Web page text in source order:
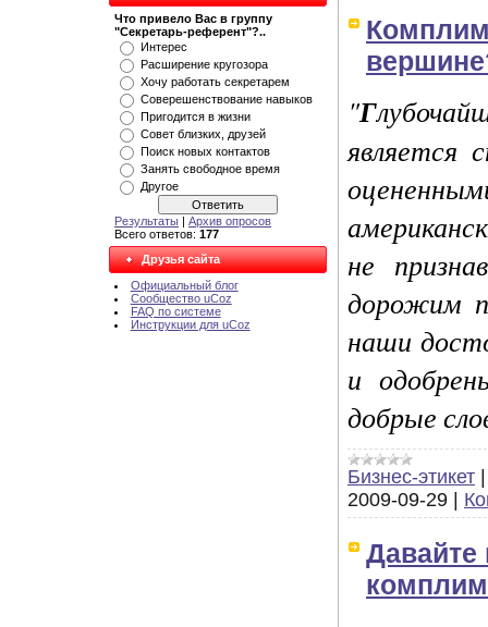
Что привело Вас в группу
"Секретарь-референт"?..
Интерес
Расширение кругозора
Хочу работать секретарем
Соверешенствование навыков
Пригодится в жизни
Совет близких, друзей
Поиск новых контактов
Занять свободное время
Другое
Результаты | Архив опросов
Всего ответов: 177
Друзья сайта
Официальный блог
Сообщество uCoz
FAQ по системе
Инструкции для uCoz
"Г
является
не
дорожим
наши
и
добрые
Бизнес-этикет
2009-09-29
Давайте